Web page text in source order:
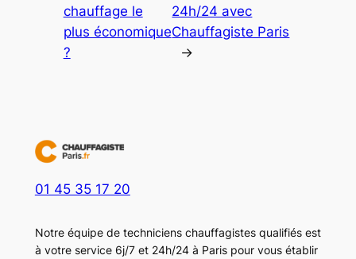
chauffage le
plus économique
?
24h/24 avec
Chauffagiste Paris
→
01 45 35 17 20
Notre équipe de techniciens chauffagistes qualifiés est
à votre service 6j/7 et 24h/24 à Paris pour vous établir